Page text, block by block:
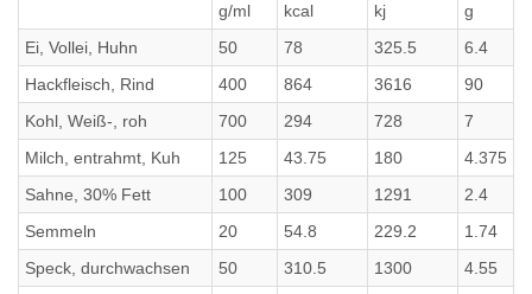
g/ml
kcal
kj
g
Ei, Vollei, Huhn
50 78 325.5
6.4
Hackfleisch, Rind
400 864 3616
90
Kohl, Weiß-, roh
700 294 728
7
Milch, entrahmt, Kuh
125 43.75 180
4.375
Sahne, 30% Fett
100 309 1291
2.4
Semmeln
20 54.8 229.2
1.74
Speck, durchwachsen
50 310.5 1300
4.55